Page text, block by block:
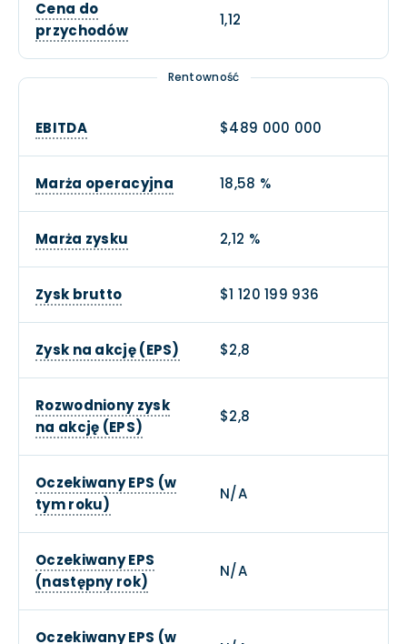
Cena do
przychodów
1,12
Rentowność
EBITDA $489 000 000
Marża operacyjna 18,58 %
Marża zysku 2,12 %
Zysk brutto $1 120 199 936
Zysk na akcję (EPS) $2,8
Rozwodniony zysk
na akcję (EPS)
$2,8
Oczekiwany EPS (w
tym roku)
N/A
Oczekiwany EPS
(następny rok)
N/A
Oczekiwany EPS (w